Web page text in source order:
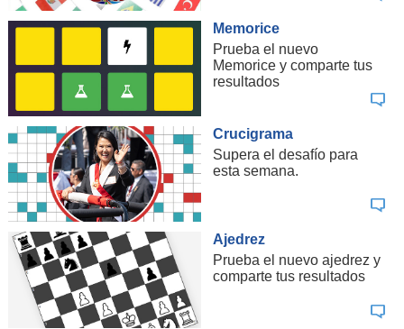
Memorice
Prueba el nuevo
Memorice y comparte tus
resultados
Crucigrama
Supera el desafío para
esta semana.
Ajedrez
Prueba el nuevo ajedrez y
comparte tus resultados